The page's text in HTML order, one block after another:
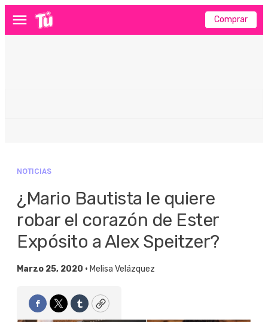
Menú Comprar
NOTICIAS
¿Mario Bautista le quiere
robar el corazón de Ester
Expósito a Alex Speitzer?
Marzo 25, 2020 • Melisa Velázquez
Facebook
TwitterTumblrCopy